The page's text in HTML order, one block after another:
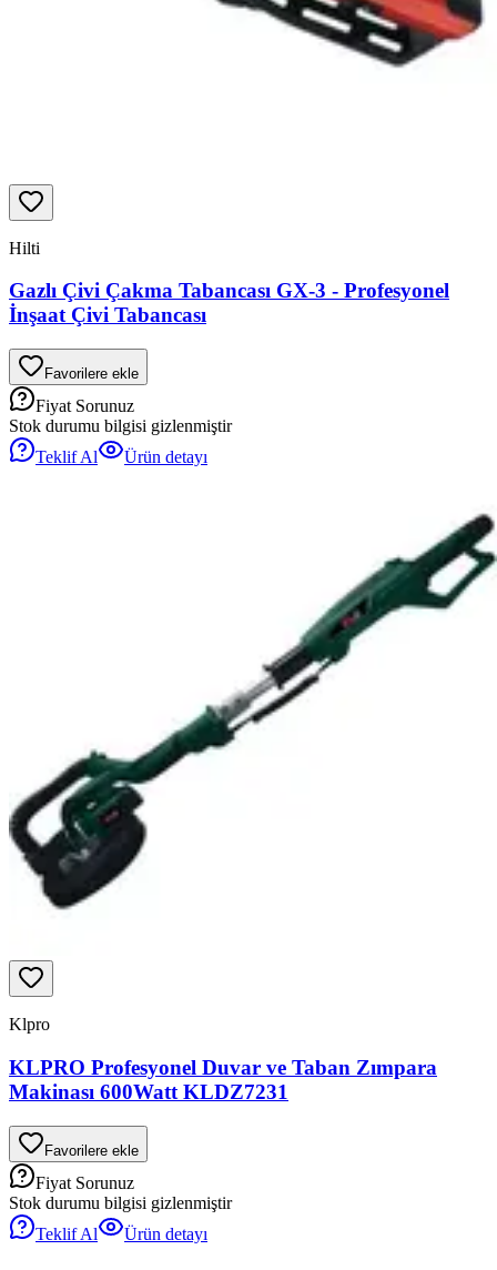
Hilti
Gazlı Çivi Çakma Tabancası GX-3 - Profesyonel
İnşaat Çivi Tabancası
Favorilere ekle
Fiyat Sorunuz
Stok durumu bilgisi gizlenmiştir
Teklif Al
Ürün detayı
Klpro
KLPRO Profesyonel Duvar ve Taban Zımpara
Makinası 600Watt KLDZ7231
Favorilere ekle
Fiyat Sorunuz
Stok durumu bilgisi gizlenmiştir
Teklif Al
Ürün detayı